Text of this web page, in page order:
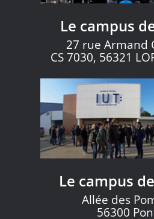
Le campus
27 rue Armand
CS 7030, 56321
Le campus
Allée des
56300